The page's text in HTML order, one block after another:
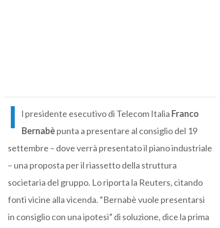
I l presidente esecutivo di Telecom Italia Franco
Bernabèpunta a presentare al consiglio del 19
settembre – dove verrà presentato il piano industriale
– una proposta per il riassetto della struttura
societaria del gruppo. Lo riporta la Reuters, citando
fonti vicine alla vicenda. “Bernabè vuole presentarsi
in consiglio con una ipotesi” di soluzione, dice la prima